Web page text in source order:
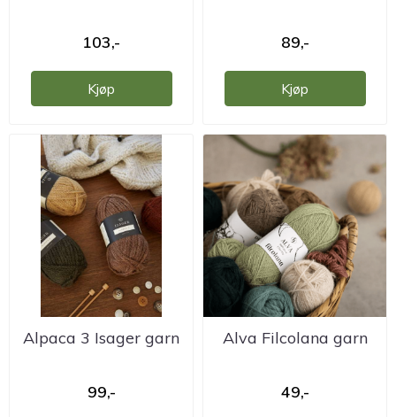
103,-
Kjøp
89,-
Kjøp
Alpaca 3 Isager garn
99,-
Alva Filcolana garn
49,-